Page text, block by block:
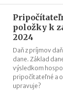
položky k
2024
Daň z príjmov
dane. Základ
výsledkom
pripočítateľné a
upravuje?